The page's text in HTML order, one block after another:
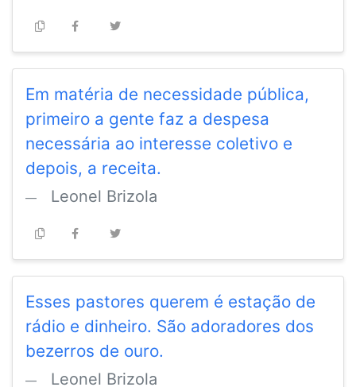
Em matéria de necessidade pública,
primeiro a gente faz a despesa
necessária ao interesse coletivo e
depois, a receita.
Leonel Brizola
Esses pastores querem é estação de
rádio e dinheiro. São adoradores dos
bezerros de ouro.
Leonel Brizola